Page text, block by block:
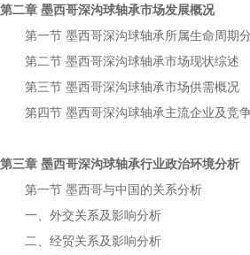
第二章 墨西哥深沟球轴承市场发展概况
第一节 墨西哥深沟球轴承所属生命周期
第二节 墨西哥深沟球轴承市场现状综述
第三节 墨西哥深沟球轴承市场供需概况
第四节 墨西哥深沟球轴承主流企业及竞
第三章 墨西哥深沟球轴承行业政治环境分析
第一节 墨西哥与中国的关系分析
一、外交关系及影响分析
二、经贸关系及影响分析